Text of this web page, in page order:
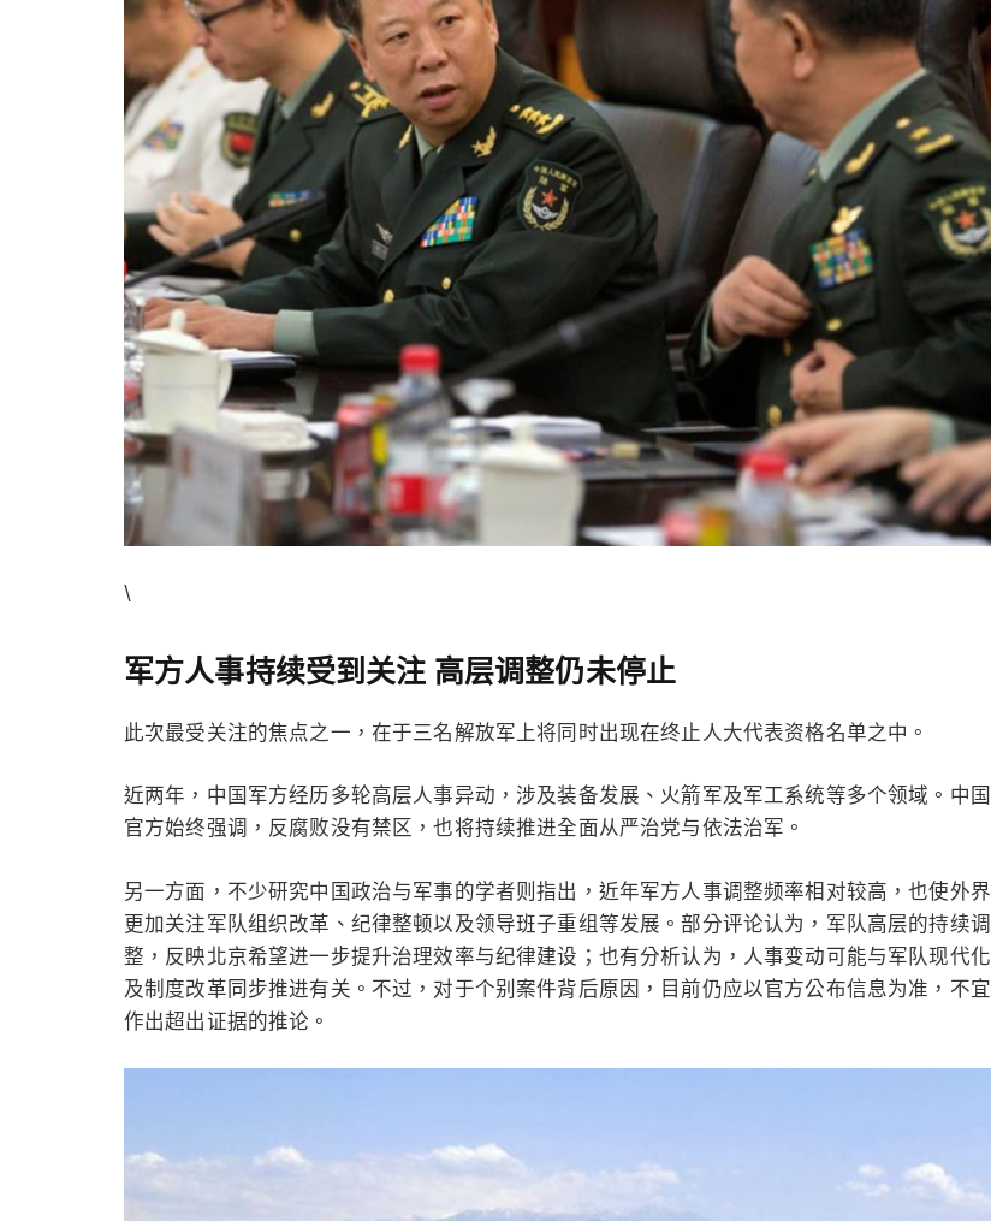
\
军方人事持续受到关注 高层调整仍未停止
此次最受关注的焦点之一，在于三名解放军上将同时出现在终止人大代表资格名单之中。
近两年，中国军方经历多轮高层人事异动，涉及装备发展、火箭军及军工系统等多个领域。中国
官方始终强调，反腐败没有禁区，也将持续推进全面从严治党与依法治军。
另一方面，不少研究中国政治与军事的学者则指出，近年军方人事调整频率相对较高，也使外界
更加关注军队组织改革、纪律整顿以及领导班子重组等发展。部分评论认为，军队高层的持续调
整，反映北京希望进一步提升治理效率与纪律建设；也有分析认为，人事变动可能与军队现代化
及制度改革同步推进有关。不过，对于个别案件背后原因，目前仍应以官方公布信息为准，不宜
作出超出证据的推论。